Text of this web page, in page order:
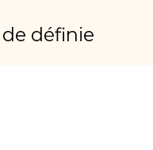
définie